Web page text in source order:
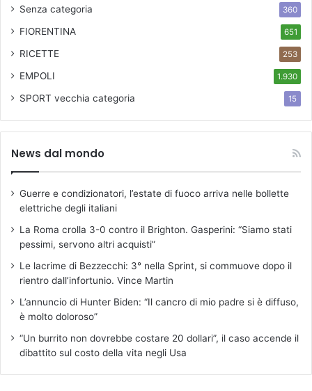
Senza categoria 360
FIORENTINA 651
RICETTE 253
EMPOLI 1.930
SPORT vecchia categoria 15
News dal mondo
Guerre e condizionatori, l’estate di fuoco arriva nelle bollette
elettriche degli italiani
La Roma crolla 3-0 contro il Brighton. Gasperini: “Siamo stati
pessimi, servono altri acquisti”
Le lacrime di Bezzecchi: 3° nella Sprint, si commuove dopo il
rientro dall’infortunio. Vince Martin
L’annuncio di Hunter Biden: “Il cancro di mio padre si è diffuso,
è molto doloroso”
“Un burrito non dovrebbe costare 20 dollari”, il caso accende il
dibattito sul costo della vita negli Usa